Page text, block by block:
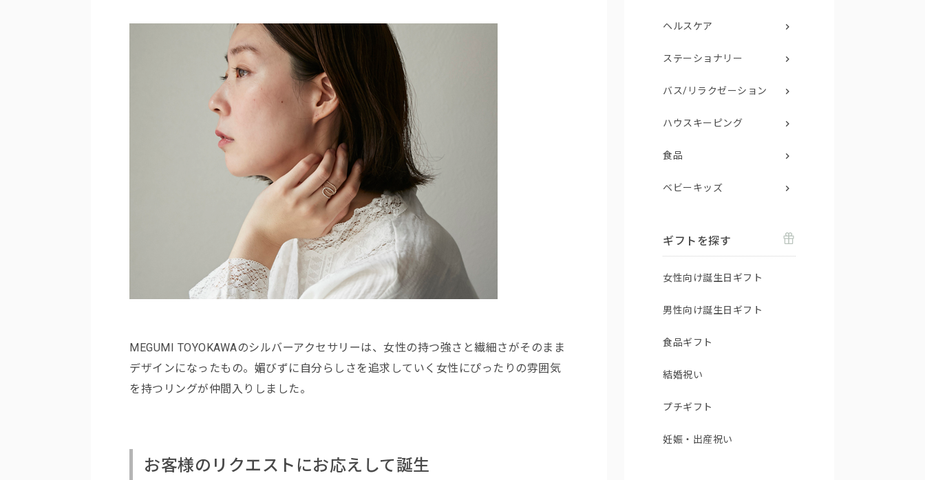
MEGUMI TOYOKAWAのシルバーアクセサリーは、女性の持つ強さと繊細さがそのまま
デザインになったもの。媚びずに自分らしさを追求していく女性にぴったりの雰囲気
を持つリングが仲間入りしました。
お客様のリクエストにお応えして誕生
ヘルスケア
ステーショナリー
バス/リラクゼーション
ハウスキーピング
食品
ベビーキッズ
ギフトを探す
女性向け誕生日ギフト
男性向け誕生日ギフト
食品ギフト
結婚祝い
プチギフト
妊娠・出産祝い